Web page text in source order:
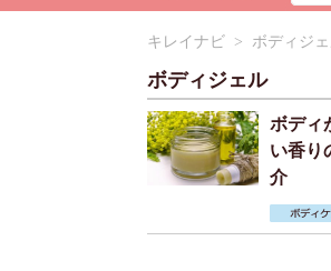
キレイナビ > ボディジ
ボディジェル
ボディ
い香り
介